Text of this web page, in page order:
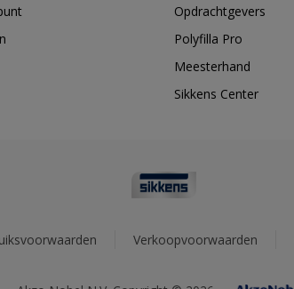
Opdrachtgevers
Polyfilla Pro
Meesterhand
Sikkens Center
Verkoopvoorwaarden